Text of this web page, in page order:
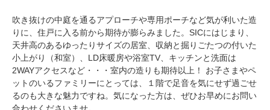
吹き抜けの中庭を通るアプローチや専用ポーチなど気が利いた造
りに、住戸に入る前から期待が膨らみました。SICにはじまり、
天井高のあるゆったりサイズの居室、収納と掘りごたつの付いた
小上がり（和室）、LD床暖房や浴室TV、キッチンと洗面は
2WAYアクセスなど・・・室内の造りも期待以上！ お子さまやペ
ットのいるファミリーにとっては、１階で足音を気にせず過ごせ
るのも大きな魅力ですね。気になった方は、ぜひお早めにお問い
合わせくださいませ。